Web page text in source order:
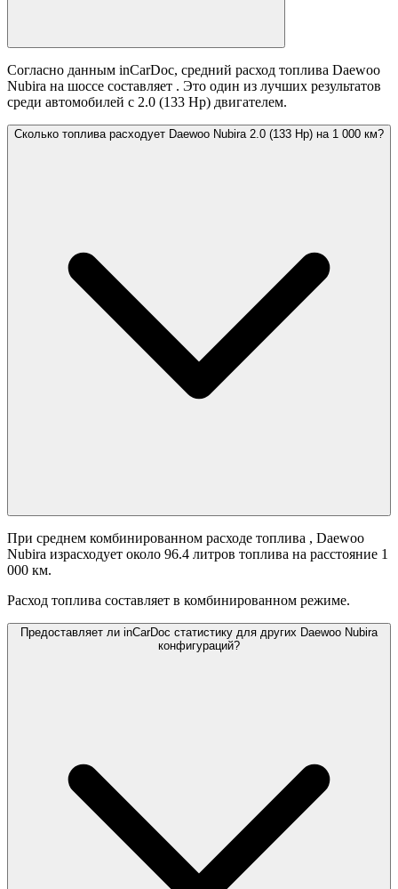
Согласно данным inCarDoc, средний расход топлива Daewoo
Nubira на шоссе составляет . Это один из лучших результатов
среди автомобилей с 2.0 (133 Hp) двигателем.
Сколько топлива расходует Daewoo Nubira 2.0 (133 Hp) на 1 000 км?
При среднем комбинированном расходе топлива , Daewoo
Nubira израсходует около 96.4 литров топлива на расстояние 1
000 км.
Расход топлива составляет в комбинированном режиме.
Предоставляет ли inCarDoc статистику для других Daewoo Nubira
конфигураций?